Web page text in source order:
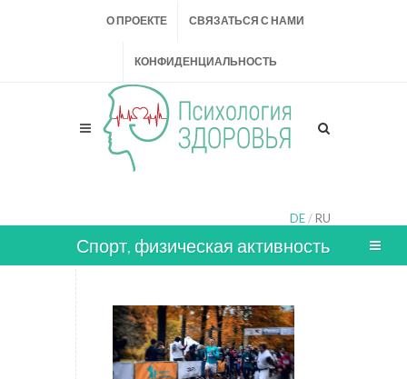
О ПРОЕКТЕ СВЯЗАТЬСЯ С НАМИ
КОНФИДЕНЦИАЛЬНОСТЬ
DE /RU
Спорт, физическая активность